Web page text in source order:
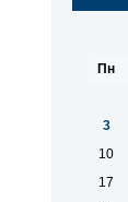
Пн
3
10
17